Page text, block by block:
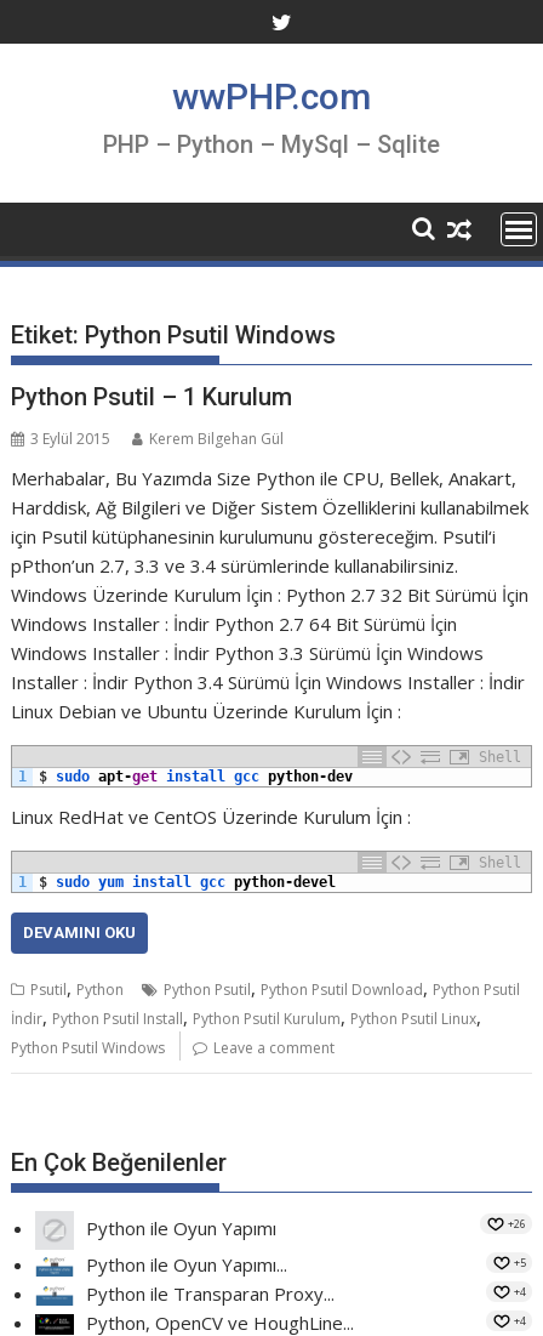
to
wwPHP.com
PHP – Python – MySql – Sqlite
Etiket: Python Psutil Windows
Python Psutil – 1 Kurulum
3 Eylül 2015 Kerem Bilgehan Gül
Merhabalar, Bu Yazımda Size Python ile CPU, Bellek, Anakart,
Harddisk, Ağ Bilgileri ve Diğer Sistem Özelliklerini kullanabilmek
için Psutil kütüphanesinin kurulumunu göstereceğim. Psutil‘i
pPthon’un 2.7, 3.3 ve 3.4 sürümlerinde kullanabilirsiniz.
Windows Üzerinde Kurulum İçin : Python 2.7 32 Bit Sürümü İçin
Windows Installer : İndir Python 2.7 64 Bit Sürümü İçin
Windows Installer : İndir Python 3.3 Sürümü İçin Windows
Installer : İndir Python 3.4 Sürümü İçin Windows Installer : İndir
Linux Debian ve Ubuntu Üzerinde Kurulum İçin :
Shell
1
$ sudo apt-get install gcc python-dev
Linux RedHat ve CentOS Üzerinde Kurulum İçin :
Shell
1
$ sudo yum install gcc python-devel
DEVAMINI OKU
Psutil, Python Python Psutil, Python Psutil Download, Python Psutil
İndir, Python Psutil Install, Python Psutil Kurulum, Python Psutil Linux,
Python Psutil Windows Leave a comment
En Çok Beğenilenler
Python ile Oyun Yapımı +26
Python ile Oyun Yapımı... +5
Python ile Transparan Proxy... +4
Python, OpenCV ve HoughLine... +4